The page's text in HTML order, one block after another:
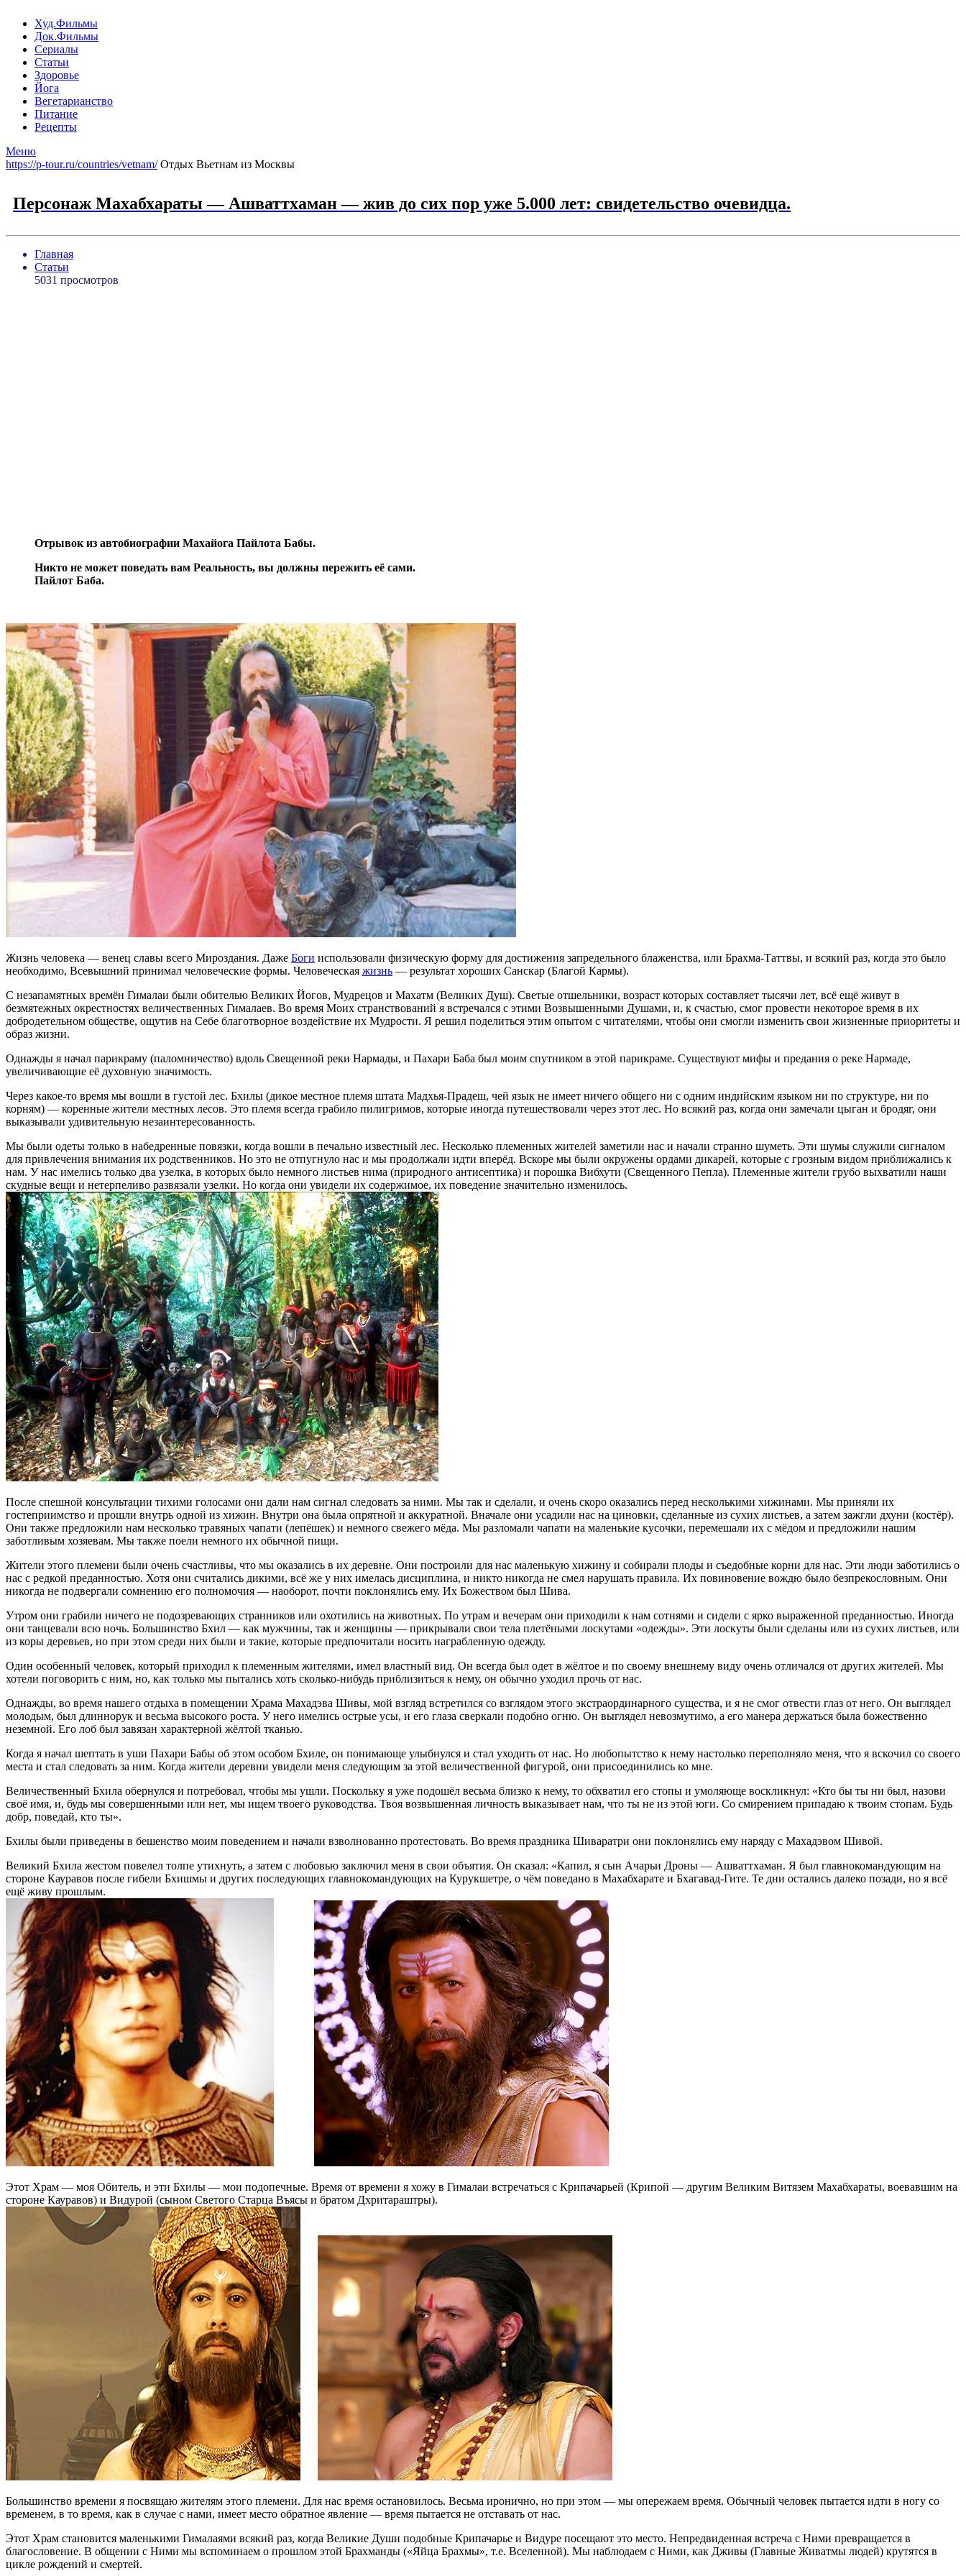
Худ.Фильмы
Док.Фильмы
Сериалы
Статьи
Здоровье
Йога
Вегетарианство
Питание
Рецепты
Меню
https://p-tour.ru/countries/vetnam/Отдых Вьетнам из Москвы
Персонаж Махабхараты — Ашваттхаман — жив до сих пор уже 5.000 лет: свидетельство очевидца.
Главная
Статьи
5031 просмотров
Отрывок из автобиографии Махайога Пайлота Бабы.
Никто не может поведать вам Реальность, вы должны пережить её сами.
Пайлот Баба.
Жизнь человека — венец славы всего Мироздания. Даже Боги использовали физическую форму для достижения запредельного блаженства, или Брахма-Таттвы, и всякий раз, когда это было
необходимо, Всевышний принимал человеческие формы. Человеческая жизнь — результат хороших Санскар (Благой Кармы).
С незапамятных времён Гималаи были обителью Великих Йогов, Мудрецов и Махатм (Великих Душ). Светые отшельники, возраст которых составляет тысячи лет, всё ещё живут в
безмятежных окрестностях величественных Гималаев. Во время Моих странствований я встречался с этими Возвышенными Душами, и, к счастью, смог провести некоторое время в их
добродетельном обществе, ощутив на Себе благотворное воздействие их Мудрости. Я решил поделиться этим опытом с читателями, чтобы они смогли изменить свои жизненные приоритеты и
образ жизни.
Однажды я начал парикраму (паломничество) вдоль Свещенной реки Нармады, и Пахари Баба был моим спутником в этой парикраме. Существуют мифы и предания о реке Нармаде,
увеличивающие её духовную значимость.
Через какое-то время мы вошли в густой лес. Бхилы (дикое местное племя штата Мадхья-Прадеш, чей язык не имеет ничего общего ни с одним индийским языком ни по структуре, ни по
корням) — коренные жители местных лесов. Это племя всегда грабило пилигримов, которые иногда путешествовали через этот лес. Но всякий раз, когда они замечали цыган и бродяг, они
выказывали удивительную незаинтересованность.
Мы были одеты только в набедренные повязки, когда вошли в печально известный лес. Несколько племенных жителей заметили нас и начали странно шуметь. Эти шумы служили сигналом
для привлечения внимания их родственников. Но это не отпугнуло нас и мы продолжали идти вперёд. Вскоре мы были окружены ордами дикарей, которые с грозным видом приближались к
нам. У нас имелись только два узелка, в которых было немного листьев нима (природного антисептика) и порошка Вибхути (Свещенного Пепла). Племенные жители грубо выхватили наши
скудные вещи и нетерпеливо развязали узелки. Но когда они увидели их содержимое, их поведение значительно изменилось.
После спешной консультации тихими голосами они дали нам сигнал следовать за ними. Мы так и сделали, и очень скоро оказались перед несколькими хижинами. Мы приняли их
гостеприимство и прошли внутрь одной из хижин. Внутри она была опрятной и аккуратной. Вначале они усадили нас на циновки, сделанные из сухих листьев, а затем зажгли дхуни (костёр).
Они также предложили нам несколько травяных чапати (лепёшек) и немного свежего мёда. Мы разломали чапати на маленькие кусочки, перемешали их с мёдом и предложили нашим
заботливым хозяевам. Мы также поели немного их обычной пищи.
Жители этого племени были очень счастливы, что мы оказались в их деревне. Они построили для нас маленькую хижину и собирали плоды и съедобные корни для нас. Эти люди заботились о
нас с редкой преданностью. Хотя они считались дикими, всё же у них имелась дисциплина, и никто никогда не смел нарушать правила. Их повиновение вождю было безпрекословным. Они
никогда не подвергали сомнению его полномочия — наоборот, почти поклонялись ему. Их Божеством был Шива.
Утром они грабили ничего не подозревающих странников или охотились на животных. По утрам и вечерам они приходили к нам сотнями и сидели с ярко выраженной преданностью. Иногда
они танцевали всю ночь. Большинство Бхил — как мужчины, так и женщины — прикрывали свои тела плетёными лоскутами «одежды». Эти лоскуты были сделаны или из сухих листьев, или
из коры деревьев, но при этом среди них были и такие, которые предпочитали носить награбленную одежду.
Один особенный человек, который приходил к племенным жителями, имел властный вид. Он всегда был одет в жёлтое и по своему внешнему виду очень отличался от других жителей. Мы
хотели поговорить с ним, но, как только мы пытались хоть сколько-нибудь приблизиться к нему, он обычно уходил прочь от нас.
Однажды, во время нашего отдыха в помещении Храма Махадэва Шивы, мой взгляд встретился со взглядом этого экстраординарного существа, и я не смог отвести глаз от него. Он выглядел
молодым, был длиннорук и весьма высокого роста. У него имелись острые усы, и его глаза сверкали подобно огню. Он выглядел невозмутимо, а его манера держаться была божественно
неземной. Его лоб был завязан характерной жёлтой тканью.
Когда я начал шептать в уши Пахари Бабы об этом особом Бхиле, он понимающе улыбнулся и стал уходить от нас. Но любопытство к нему настолько переполняло меня, что я вскочил со своего
места и стал следовать за ним. Когда жители деревни увидели меня следующим за этой величественной фигурой, они присоединились ко мне.
Величественный Бхила обернулся и потребовал, чтобы мы ушли. Поскольку я уже подошёл весьма близко к нему, то обхватил его стопы и умоляюще воскликнул: «Кто бы ты ни был, назови
своё имя, и, будь мы совершенными или нет, мы ищем твоего руководства. Твоя возвышенная личность выказывает нам, что ты не из этой юги. Со смирением припадаю к твоим стопам. Будь
добр, поведай, кто ты».
Бхилы были приведены в бешенство моим поведением и начали взволнованно протестовать. Во время праздника Шиваратри они поклонялись ему наряду с Махадэвом Шивой.
Великий Бхила жестом повелел толпе утихнуть, а затем с любовью заключил меня в свои объятия. Он сказал: «Капил, я сын Ачарьи Дроны — Ашваттхаман. Я был главнокомандующим на
стороне Кауравов после гибели Бхишмы и других последующих главнокомандующих на Курукшетре, о чём поведано в Махабхарате и Бхагавад-Гите. Те дни остались далеко позади, но я всё
ещё живу прошлым.
Этот Храм — моя Обитель, и эти Бхилы — мои подопечные. Время от времени я хожу в Гималаи встречаться с Крипачарьей (Крипой — другим Великим Витязем Махабхараты, воевавшим на
стороне Кауравов) и Видурой (сыном Светого Старца Въясы и братом Дхритараштры).
Большинство времени я посвящаю жителям этого племени. Для нас время остановилось. Весьма иронично, но при этом — мы опережаем время. Обычный человек пытается идти в ногу со
временем, в то время, как в случае с нами, имеет место обратное явление — время пытается не отставать от нас.
Этот Храм становится маленькими Гималаями всякий раз, когда Великие Души подобные Крипачарье и Видуре посещают это место. Непредвиденная встреча с Ними превращается в
благословение. В общении с Ними мы вспоминаем о прошлом этой Брахманды («Яйца Брахмы», т.е. Вселенной). Мы наблюдаем с Ними, как Дживы (Главные Живатмы людей) крутятся в
цикле рождений и смертей.